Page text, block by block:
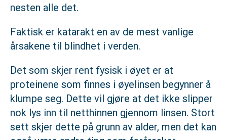
nesten alle det.
Faktisk er katarakt en av de mest vanlige
årsakene til blindhet i verden.
Det som skjer rent fysisk i øyet er at
proteinene som finnes i øyelinsen begynner å
klumpe seg. Dette vil gjøre at det ikke slipper
nok lys inn til netthinnen gjennom linsen. Stort
sett skjer dette på grunn av alder, men det kan